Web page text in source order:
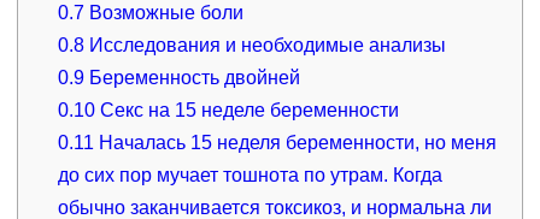
0.7 Возможные боли
0.8 Исследования и необходимые анализы
0.9 Беременность двойней
0.10 Секс на 15 неделе беременности
0.11 Началась 15 неделя беременности, но меня
до сих пор мучает тошнота по утрам. Когда
обычно заканчивается токсикоз, и нормальна ли